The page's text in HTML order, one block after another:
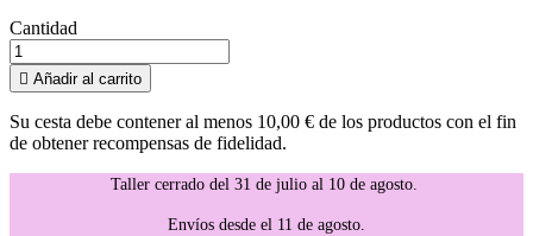
Cantidad
 Añadir al carrito
Su cesta debe contener al menos 10,00 € de los productos con el fin
de obtener recompensas de fidelidad.
Taller cerrado del 31 de julio al 10 de agosto.
Envíos desde el 11 de agosto.